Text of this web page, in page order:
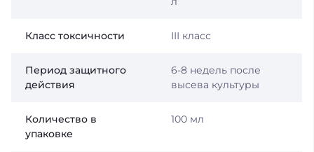
Класс токсичности ІІІ класс
Период защитного
действия
6-8 недель после
высева культуры
Количество в
упаковке
100 мл